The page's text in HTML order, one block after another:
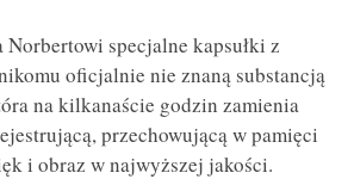
Norbertowi specjalne kapsułki z
oficjalnie nie znaną substancją
na kilkanaście godzin zamienia
przechowującą w pamięci
i obraz w najwyższej jakości.